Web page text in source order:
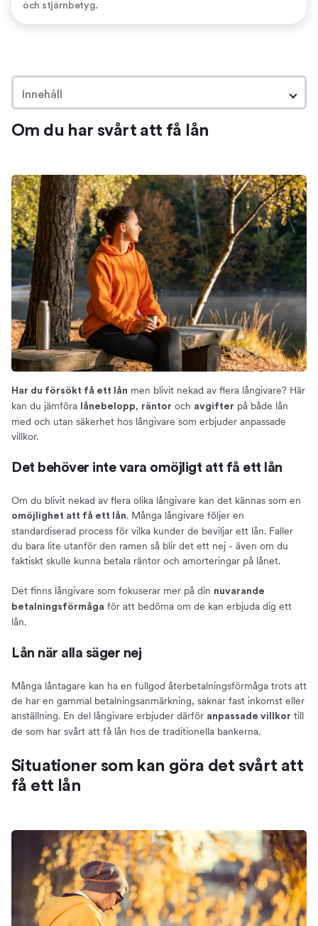
och stjärnbetyg.
Innehåll
Om du har svårt att få lån
Situationer som kan göra det svårt att få ett lån
Få lån trots många kreditupplysningar
Få lån trots betalningsanmärkningar
Få lån utan fast inkomst eller anställning
Förbättra din kreditvärdighet
Risker med lån
Om oss
Om du har svårt att få lån
Har du försökt få ett lån men blivit nekad av flera långivare? Här
kan du jämföra
lånebelopp, räntor och avgifter på både lån
med och utan säkerhet hos långivare som erbjuder anpassade
villkor.
Det behöver inte vara omöjligt att få ett lån
Om du blivit nekad av flera olika långivare kan det kännas som en
omöjlighet att få ett lån. Många långivare följer en
standardiserad process för vilka kunder de beviljar ett lån. Faller
du bara lite utanför den ramen så blir det ett nej - även om du
faktiskt skulle kunna betala räntor och amorteringar på lånet.
Det finns långivare som fokuserar mer på din nuvarande
betalningsförmåga för att bedöma om de kan erbjuda dig ett
lån.
Lån när alla säger nej
Många låntagare kan ha en fullgod återbetalningsförmåga trots att
de har en gammal betalningsanmärkning, saknar fast inkomst eller
anställning. En del långivare erbjuder därför anpassade villkor till
de som har svårt att få lån hos de traditionella bankerna.
Situationer som kan göra det svårt att
få ett lån